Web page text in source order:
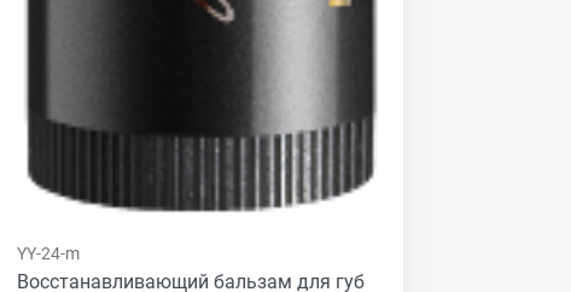
YY-24-m
Восстанавливающий бальзам для губ